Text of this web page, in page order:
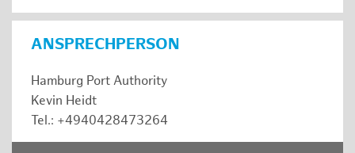
ANSPRECHPERSON
Hamburg Port Authority
Kevin Heidt
Tel.: +4940428473264